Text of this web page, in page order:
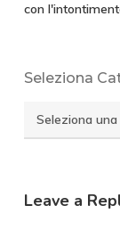
con
Seleziona
Seleziona
Categoria
Leave a